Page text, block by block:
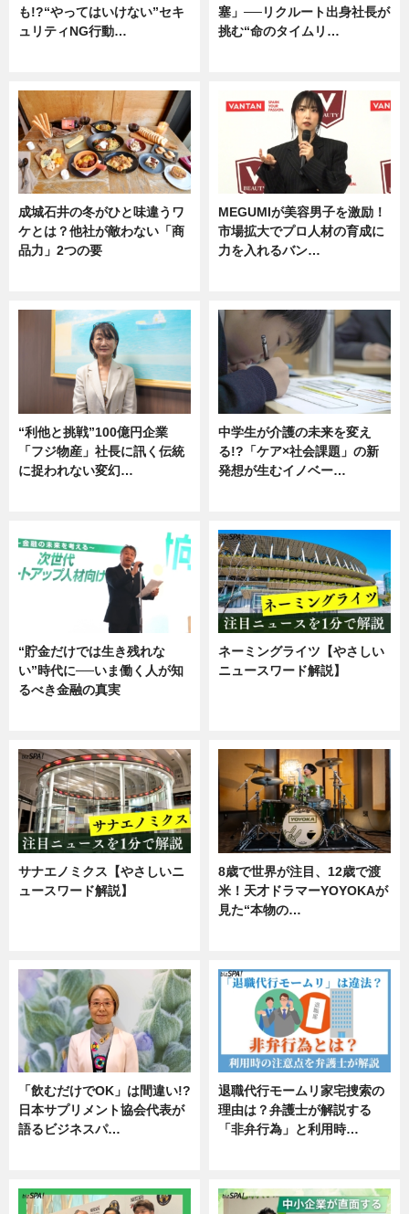
も!?“やってはいけない”セキ
ュリティNG行動…
塞」──リクルート出身社長が
挑む“命のタイムリ…
成城石井の冬がひと味違うワ
ケとは？他社が敵わない「商
品力」2つの要
MEGUMIが美容男子を激励！
市場拡大でプロ人材の育成に
力を入れるバン…
“利他と挑戦”100億円企業
「フジ物産」社長に訊く伝統
に捉われない変幻…
中学生が介護の未来を変え
る!?「ケア×社会課題」の新
発想が生むイノベー…
“貯金だけでは生き残れな
い”時代に──いま働く人が知
るべき金融の真実
ネーミングライツ【やさしい
ニュースワード解説】
サナエノミクス【やさしいニ
ュースワード解説】
8歳で世界が注目、12歳で渡
米！天才ドラマーYOYOKAが
見た“本物の…
「飲むだけでOK」は間違い!?
日本サプリメント協会代表が
語るビジネスパ…
退職代行モームリ家宅捜索の
理由は？弁護士が解説する
「非弁行為」と利用時…